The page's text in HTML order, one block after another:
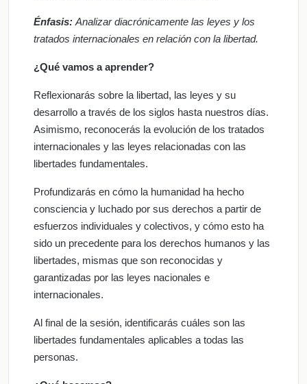
Énfasis: Analizar diacrónicamente las leyes y los
tratados internacionales en relación con la libertad.
¿Qué vamos a aprender?
Reflexionarás sobre la libertad, las leyes y su
desarrollo a través de los siglos hasta nuestros días.
Asimismo, reconocerás la evolución de los tratados
internacionales y las leyes relacionadas con las
libertades fundamentales.
Profundizarás en cómo la humanidad ha hecho
consciencia y luchado por sus derechos a partir de
esfuerzos individuales y colectivos, y cómo esto ha
sido un precedente para los derechos humanos y las
libertades, mismas que son reconocidas y
garantizadas por las leyes nacionales e
internacionales.
Al final de la sesión, identificarás cuáles son las
libertades fundamentales aplicables a todas las
personas.